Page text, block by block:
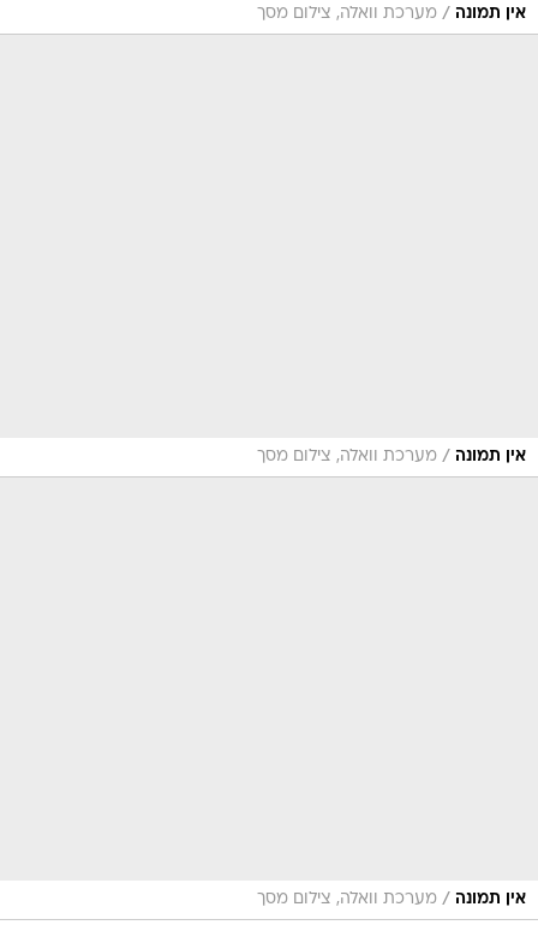
אין תמונה / מערכת וואלה, צילום מסך
אין תמונה / מערכת וואלה, צילום מסך
אין תמונה / מערכת וואלה, צילום מסך